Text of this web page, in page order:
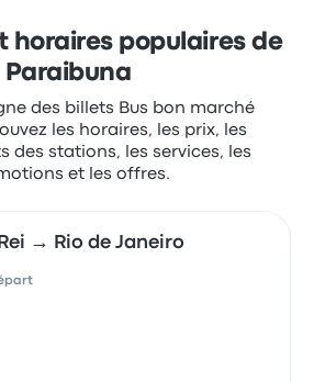
horaires populaires de
Paraibuna
des billets Bus bon marché
les horaires, les prix, les
des stations, les services, les
et les offres.
→ Rio de Janeiro